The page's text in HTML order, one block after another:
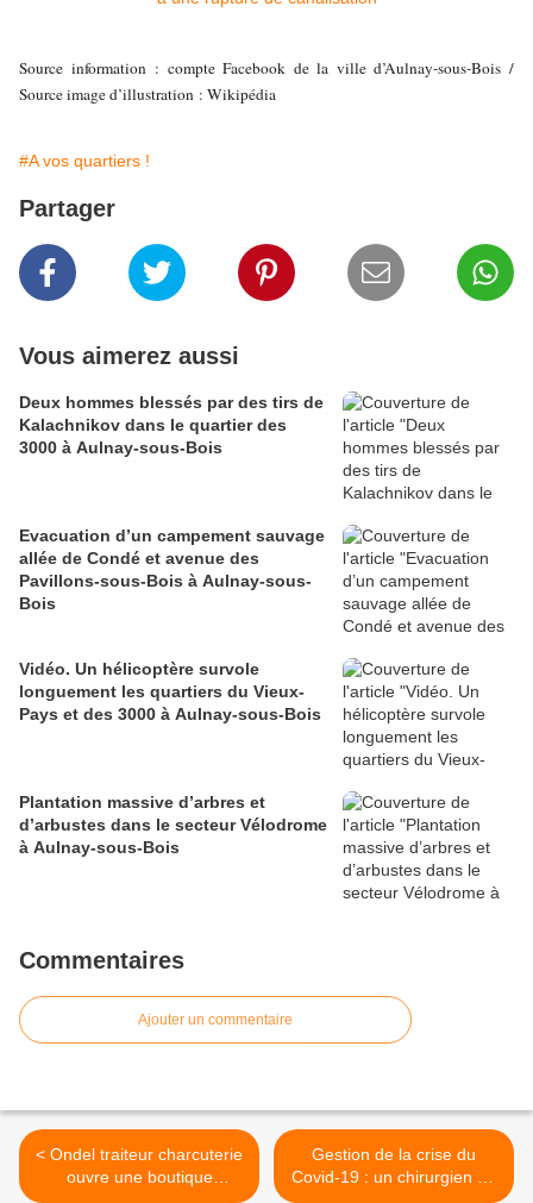
Source information : compte Facebook de la ville d’Aulnay-sous-Bois /
Source image d’illustration : Wikipédia
#A vos quartiers !
Partager
Vous aimerez aussi
Deux hommes blessés par des tirs de
Kalachnikov dans le quartier des
3000 à Aulnay-sous-Bois
Evacuation d’un campement sauvage
allée de Condé et avenue des
Pavillons-sous-Bois à Aulnay-sous-
Bois
Vidéo. Un hélicoptère survole
longuement les quartiers du Vieux-
Pays et des 3000 à Aulnay-sous-Bois
Plantation massive d’arbres et
d’arbustes dans le secteur Vélodrome
à Aulnay-sous-Bois
Commentaires
Ajouter un commentaire
< Ondel traiteur charcuterie
ouvre une boutique
Gestion de la crise du
Covid-19 : un chirurgien de